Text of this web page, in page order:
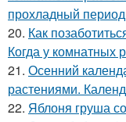
прохладный
20. Как
Когда у комнатных
21. Осенний
растениями.
22. Яблоня груша